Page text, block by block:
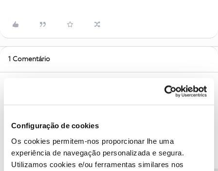
Configuração de cookies
Os cookies permitem-nos proporcionar lhe uma
experiência de navegação personalizada e segura.
Utilizamos cookies e/ou ferramentas similares nos
1 Comentário
Forum|Forum|3 years ago
Envie-nos, por favor, uma mensagem privada para o perfil
@Fórumacompanhada do seu número de cliente.
Obrigado